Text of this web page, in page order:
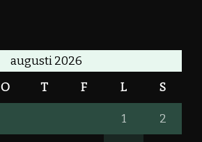
augusti 2026
O T F L S
1 2